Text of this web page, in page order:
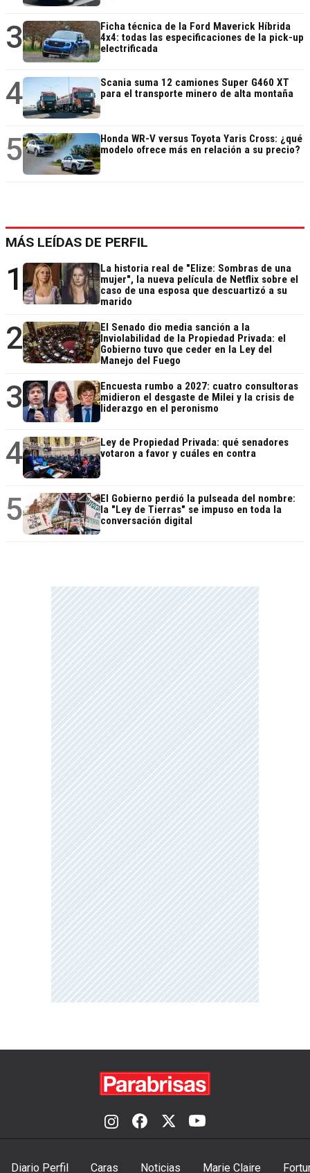
3
Ficha técnica de la Ford Maverick Híbrida
4x4: todas las especificaciones de la pick-up
electrificada
4
Scania suma 12 camiones Super G460 XT
para el transporte minero de alta montaña
5
Honda WR-V versus Toyota Yaris Cross: ¿qué
modelo ofrece más en relación a su precio?
MÁS LEÍDAS DE PERFIL
1
La historia real de "Elize: Sombras de una
mujer", la nueva película de Netflix sobre el
caso de una esposa que descuartizó a su
marido
2
El Senado dio media sanción a la
Inviolabilidad de la Propiedad Privada: el
Gobierno tuvo que ceder en la Ley del
Manejo del Fuego
3
Encuesta rumbo a 2027: cuatro consultoras
midieron el desgaste de Milei y la crisis de
liderazgo en el peronismo
4
Ley de Propiedad Privada: qué senadores
votaron a favor y cuáles en contra
5
El Gobierno perdió la pulseada del nombre:
la "Ley de Tierras" se impuso en toda la
conversación digital
Diario Perfil Caras Noticias Marie Claire